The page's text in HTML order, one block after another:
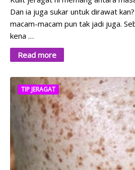
Dan ia juga sukar untuk dirawat
macam-macam pun tak jadi juga.
kena …
Read more
TIP JERAGAT